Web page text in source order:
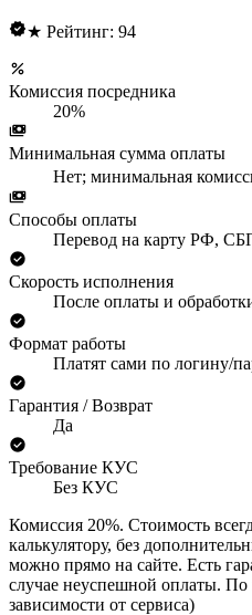
★ Рейтинг: 94
Комиссия посредника
20%
Минимальная сумма оплаты
Нет; минимальная
Способы оплаты
Перевод на карту РФ,
Скорость исполнения
После оплаты и
Формат работы
Платят сами по логину/
Гарантия / Возврат
Да
Требование КУС
Без КУС
Комиссия 20%. Стоимость
калькулятору, без
можно прямо на сайте. Есть
случае неуспешной оплаты. По
зависимости от сервиса)